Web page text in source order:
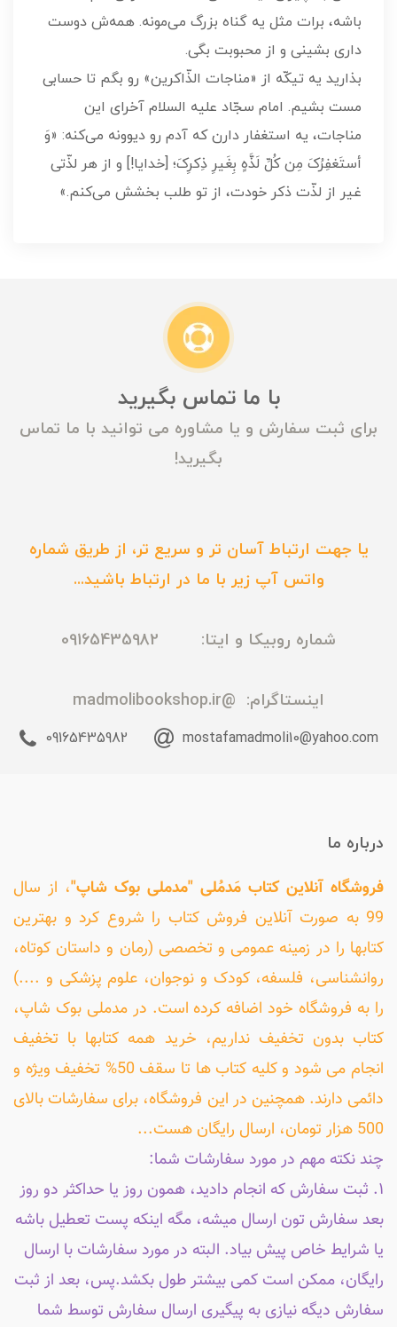
باشه، برات مثل یه گناه بزرگ می‌مونه. همه‌ش دوست
داری بشینی و از محبوبت بگی.
بذارید یه تیکّه از «مناجات الذّاکرین» رو بگم تا حسابی
مست بشیم. امام سجّاد علیه السلام آخرای این
مناجات، یه استغفار دارن که آدم رو دیوونه می‌کنه: «وَ
أستَغفِرُکَ مِن کُلِّ لَذَّهٍ بِغَیرِ ذِکرِکَ؛ [خدایا!] و از هر لذّتی
غیر از لذّت ذکر خودت، از تو طلب بخشش می‌کنم.»
با ما تماس بگیرید
برای ثبت سفارش و یا مشاوره می توانید با ما تماس
بگیرید!
یا جهت ارتباط آسان تر و سریع تر، از طریق شماره
واتس آپ زیر با ما در ارتباط باشید...
شماره روبیکا و ایتا: 09165435982
اینستاگرام: @madmolibookshop.ir
mostafamadmoli10@yahoo.com
09165435982
درباره ما
فروشگاه آنلاین کتاب مَدمُلی "مدملی بوک شاپ"، از سال
99 به صورت آنلاین فروش کتاب را شروع کرد و بهترین
کتابها را در زمینه عمومی و تخصصی (رمان و داستان کوتاه،
روانشناسی، فلسفه، کودک و نوجوان، علوم پزشکی و ....)
را به فروشگاه خود اضافه کرده است. در مدملی بوک شاپ،
کتاب بدون تخفیف نداریم، خرید همه کتابها با تخفیف
انجام می شود و کلیه کتاب ها تا سقف 50% تخفیف ویژه و
دائمی دارند. همچنین در این فروشگاه، برای سفارشات بالای
500 هزار تومان، ارسال رایگان هست...
چند نکته مهم در مورد سفارشات شما:
۱. ثبت سفارش که انجام دادید، همون روز یا حداکثر دو روز
بعد سفارش تون ارسال میشه، مگه اینکه پست تعطیل باشه
یا شرایط خاص پیش بیاد. البته در مورد سفارشات با ارسال
رایگان، ممکن است کمی بیشتر طول بکشد.پس، بعد از ثبت
سفارش دیگه نیازی به پیگیری ارسال سفارش توسط شما